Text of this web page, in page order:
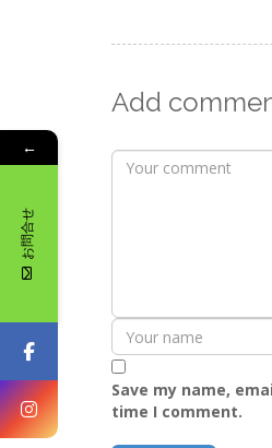
Add
Save my name,
time I comment.
←
お問合せ